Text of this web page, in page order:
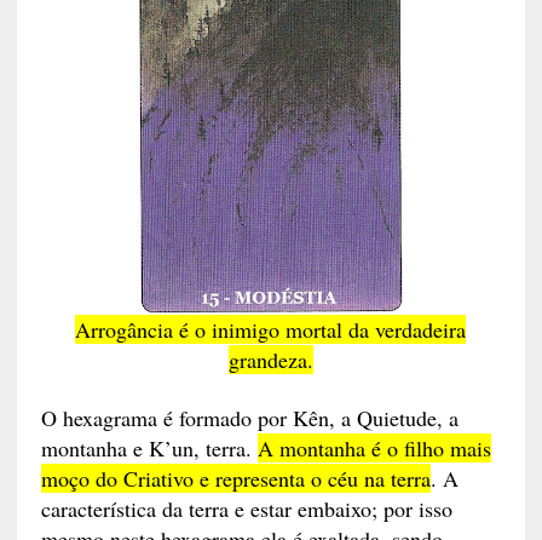
Arrogância é o inimigo mortal da verdadeira
grandeza.
O hexagrama é formado por Kên, a Quietude, a
montanha e K’un, terra. A montanha é o filho mais
moço do Criativo e representa o céu na terra. A
característica da terra e estar embaixo; por isso